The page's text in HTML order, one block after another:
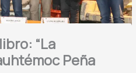
“La
Peña